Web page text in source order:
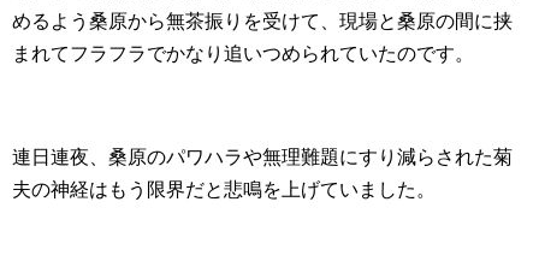
めるよう桑原から無茶振りを受けて、 現場と桑原の間に挟
まれてフラフラでかなり追いつめられていたのです。
連日連夜、桑原のパワハラや無理難題にすり減らされた菊
夫の神経はもう限界だと悲鳴を上げていました。